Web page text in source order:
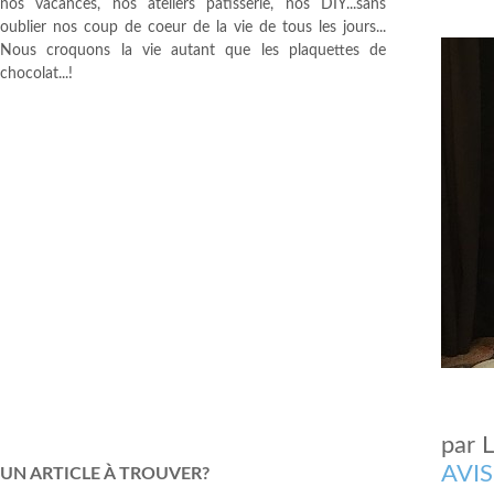
par
AVIS
nos vacances, nos ateliers pâtisserie, nos DIY...sans
oublier nos coup de coeur de la vie de tous les jours...
Nous croquons la vie autant que les plaquettes de
chocolat...!
UN ARTICLE À TROUVER?